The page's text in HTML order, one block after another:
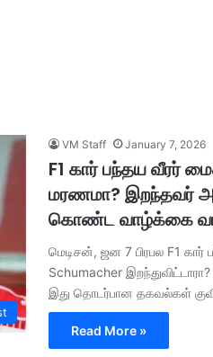
VM Staff January 7, 2026
F1 கார் பந்தய வீரர்
மரணமா? இறந்தவர்
கொண்ட வாழ்க்கை
மெடிசன், ஜன 7 பிரபல F1 கார்
Schumacher
இது தொடர்பான தகவல்கள்
Read More »